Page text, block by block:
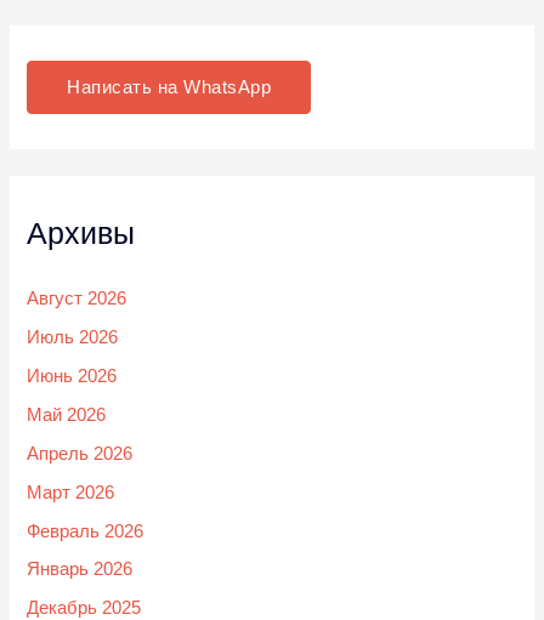
Написать на WhatsApp
Архивы
Август 2026
Июль 2026
Июнь 2026
Май 2026
Апрель 2026
Март 2026
Февраль 2026
Январь 2026
Декабрь 2025